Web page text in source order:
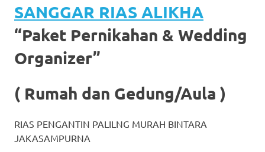
here
replica
watches.
favorite
replica
watches.
SANGGAR RIAS ALIKHA
“Paket Pernikahan & Wedding
Organizer”
( Rumah dan Gedung/Aula )
RIAS PENGANTIN PALILNG MURAH BINTARA
JAKASAMPURNA